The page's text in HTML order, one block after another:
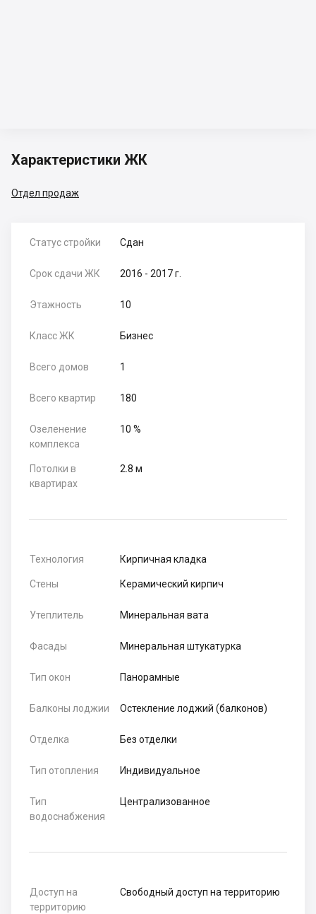
Характеристики ЖК
Отдел продаж
Статус стройки Сдан
Срок сдачи ЖК 2016 - 2017 г.
Этажность 10
Класс ЖК Бизнес
Всего домов 1
Всего квартир 180
Озеленение
комплекса
10 %
Потолки в
квартирах
2.8 м
Технология Кирпичная кладка
Стены Керамический кирпич
Утеплитель Минеральная вата
Фасады Минеральная штукатурка
Тип окон Панорамные
Балконы лоджии Остекление лоджий (балконов)
Отделка Без отделки
Тип отопления Индивидуальное
Тип
водоснабжения
Централизованное
Доступ на
территорию
Свободный доступ на территорию